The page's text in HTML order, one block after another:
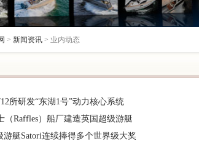
> 新闻资讯 > 业内动态
所研发“东湖1号”动力核心系统
（Raffles）船厂建造英国超级游艇
游艇Satori连续捧得多个世界级大奖